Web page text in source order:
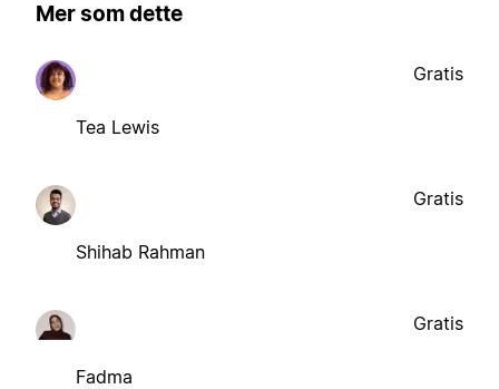
Mer som dette
Tea Lewis
Gratis
Shihab Rahman
Gratis
Fadma
Gratis